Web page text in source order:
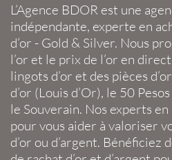
L’Agence BDOR est une
indépendante, experte en
d’or - Gold & Silver. Nous
l’or et le prix de l’or en direct
lingots d’or et des pièces d’or
d’or (Louis d’Or), le 50 Pesos
le Souverain. Nos experts en
pour vous aider à valoriser
d’or ou d’argent. Bénéficiez